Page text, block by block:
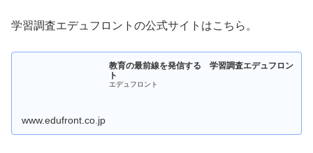
学習調査エデュフロントの公式サイトはこちら。
教育の最前線を発信する 学習調査エデュフロン
ト
エデュフロント
www.edufront.co.jp